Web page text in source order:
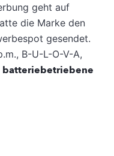
geht auf
die Marke den
gesendet.
B-U-L-O-V-A,
batteriebetriebene